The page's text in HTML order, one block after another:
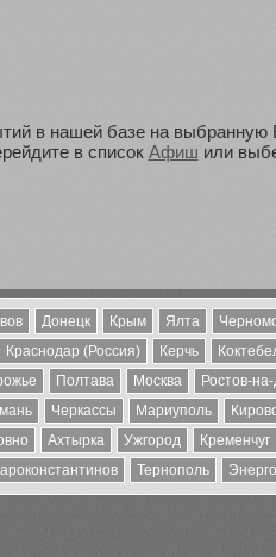
в нашей базе на выбранную
в список Афиш или
Донецк Крым Ялта
Краснодар (Россия) Керчь
Полтава Москва
Ростов-
Черкассы Мариуполь
Ахтырка Ужгород
Кременчуг
Тернополь